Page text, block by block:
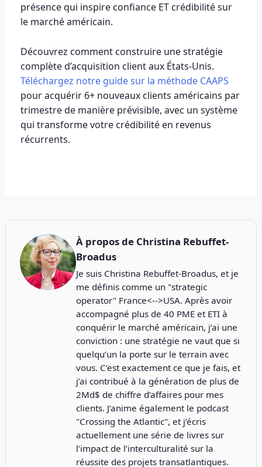
présence qui inspire confiance ET crédibilité sur
le marché américain.
Découvrez comment construire une stratégie
complète d’acquisition client aux États-Unis.
Téléchargez notre guide sur la méthode CAAPS
pour acquérir 6+ nouveaux clients américains par
trimestre de manière prévisible, avec un système
qui transforme votre crédibilité en revenus
récurrents.
À propos de Christina Rebuffet-
Broadus
Je suis Christina Rebuffet-Broadus, et je
me définis comme un "strategic
operator" France<-->USA. Après avoir
accompagné plus de 40 PME et ETI à
conquérir le marché américain, j’ai une
conviction : une stratégie ne vaut que si
quelqu’un la porte sur le terrain avec
vous. C’est exactement ce que je fais, et
j’ai contribué à la génération de plus de
2Md$ de chiffre d’affaires pour mes
clients. J’anime également le podcast
"Crossing the Atlantic", et j’écris
actuellement une série de livres sur
l’impact de l’interculturalité sur la
réussite des projets transatlantiques.